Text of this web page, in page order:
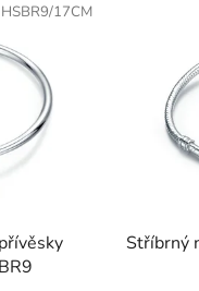
HSBR9/17CM
Stříbrný